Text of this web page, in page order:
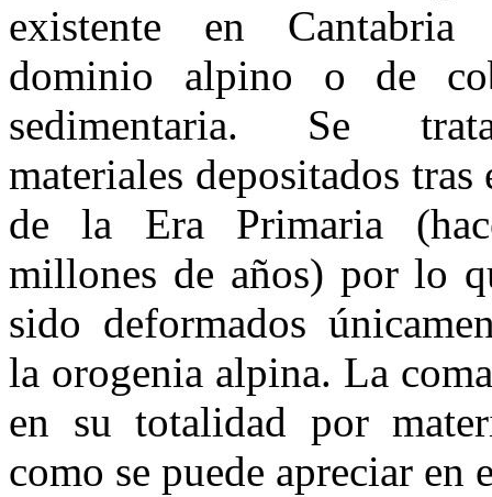
existente en
dominio alpino o de
sedi­mentaria. Se
materiales depositados
de la Era Primaria
millones de años) por lo
sido deformados
la orogenia alpina. La
en su totalidad por
como se puede apreciar en